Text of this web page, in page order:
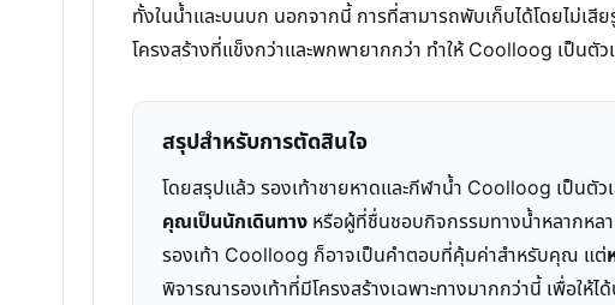
ทั้งในน้ำและบนบก นอกจากนี้ การที่สามารถพับเก็บได้โดยไม่เสี
โครงสร้างที่แข็งกว่าและพกพายากกว่า ทำให้ Coolloog เป็นตั
สรุปสำหรับการตัดสินใจ
โดยสรุปแล้ว รองเท้าชายหาดและกีฬาน้ำ Coolloog เป็นตั
คุณเป็นนักเดินทาง หรือผู้ที่ชื่นชอบกิจกรรมทางน้ำหลากหล
รองเท้า Coolloog ก็อาจเป็นคำตอบที่คุ้มค่าสำหรับคุณ แต่
พิจารณารองเท้าที่มีโครงสร้างเฉพาะทางมากกว่านี้ เพื่อให้